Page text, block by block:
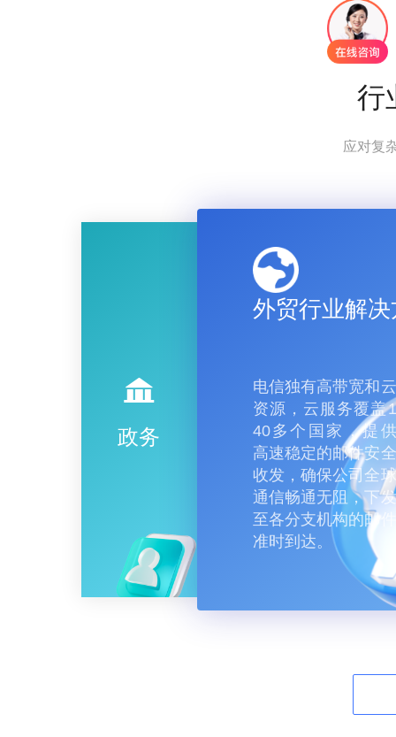
行
应对复
政务
外贸行业解决
电信独有高带宽和云
资源，云服务覆盖1
40多个国家，提供
高速稳定的邮件安全
收发，确保公司全球
通信畅通无阻，下发
至各分支机构的邮件
准时到达。